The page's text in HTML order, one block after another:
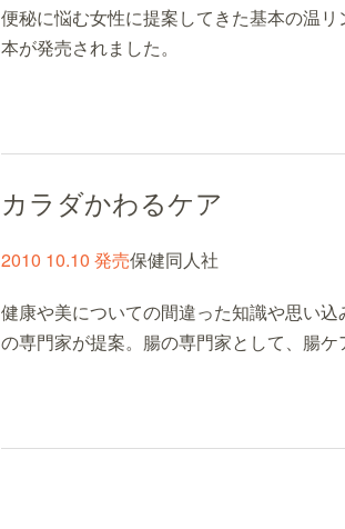
便秘に悩む女性に提案してきた基本の温
本が発売されました。
カラダかわるケア
2010 10.10 発売保健同人社
健康や美についての間違った知識や思い
の専門家が提案。腸の専門家として、腸ケ